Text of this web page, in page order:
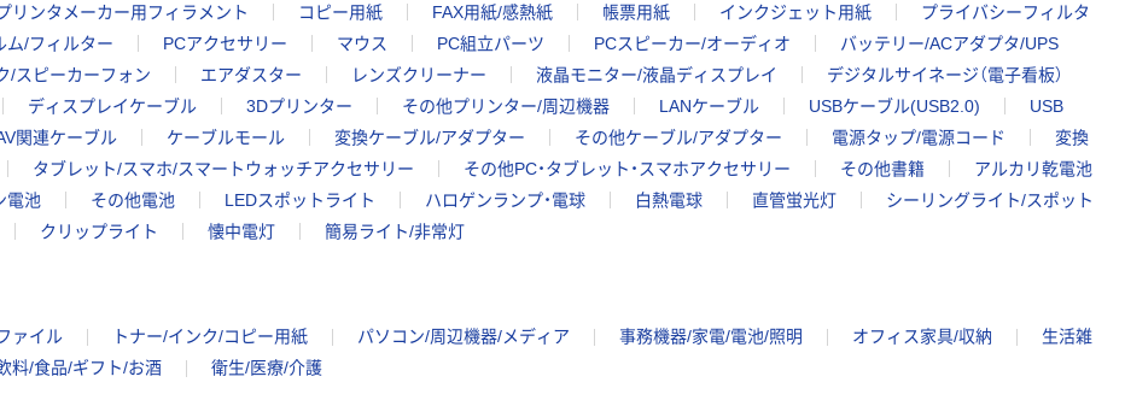
リンタメーカー用フィラメント コピー用紙 FAX用紙/感熱紙 帳票用紙 インクジェット用紙
プライバシーフィルタ
ム/フィルター PCアクセサリー マウス PC組立パーツ PCスピーカー/オーディオ
バッテリー/ACアダプタ/UPS
/スピーカーフォン
エアダスター レンズクリーナー 液晶モニター/液晶ディスプレイ
デジタルサイネージ（電子看板）
ディスプレイケーブル 3Dプリンター その他プリンター/周辺機器 LANケーブル USBケーブル(USB2.0)
USB
関連ケーブル ケーブルモール 変換ケーブル/アダプター その他ケーブル/アダプター 電源タップ/電源コード
変換
タブレット/スマホ/スマートウォッチアクセサリー その他PC・タブレット・スマホアクセサリー その他書籍
アルカリ乾電池
電池
その他電池 LEDスポットライト ハロゲンランプ・電球 白熱電球 直管蛍光灯
シーリングライト/スポット
クリップライト 懐中電灯 簡易ライト/非常灯
ァイル トナー/インク/コピー用紙 パソコン/周辺機器/メディア 事務機器/家電/電池/照明 オフィス家具/収納
生活雑
料/食品/ギフト/お酒 衛生/医療/介護